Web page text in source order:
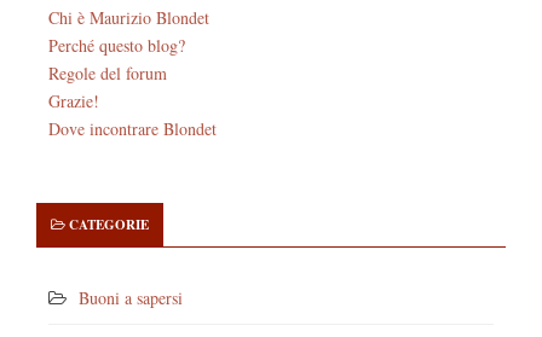
Chi è Maurizio Blondet
Perché questo blog?
Regole del forum
Grazie!
Dove incontrare Blondet
CATEGORIE
Buoni a sapersi